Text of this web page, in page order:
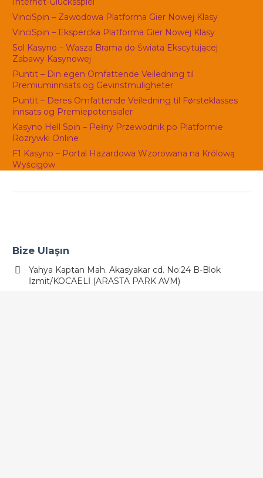
VinciSpin – Zawodowa Platforma Gier Nowej Klasy
VinciSpin – Ekspercka Platforma Gier Nowej Klasy
Sol Kasyno – Wasza Brama do Świata Ekscytującej
Zabawy Kasynowej
Puntit – Din egen Omfattende Veiledning til
Premiuminnsats og Gevinstmuligheter
Puntit – Deres Omfattende Veiledning til Førsteklasses
innsats og Premiepotensialer
Kasyno Hell Spin – Pełny Przewodnik po Platformie
Rozrywki Online
F1 Kasyno – Portal Hazardowa Wzorowana na Królową
Wyścigów
Bize Ulaşın
Yahya Kaptan Mah. Akasyakar cd. No:24 B-Blok
İzmit/KOCAELİ (ARASTA PARK AVM)